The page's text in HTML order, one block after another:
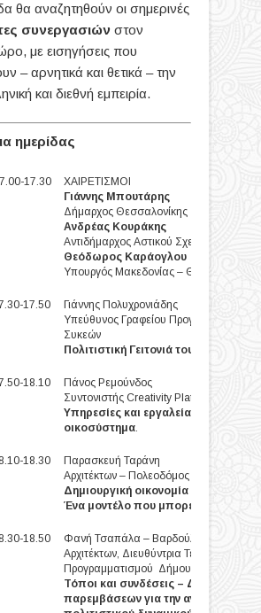
θα αναζητηθούν οι σημερινές
συνεργασιών στον
με εισηγήσεις που
– αρνητικά και θετικά – την
και διεθνή εμπειρία.
ημερίδας
17.30
ΧΑΙΡΕΤΙΣΜΟΙ
Γιάννης Μπουτάρης
Δήμαρχος Θεσσαλονίκης
Ανδρέας Κουράκης
Αντιδήμαρχος Αστικού Σχεδιασμού
Θεόδωρος Καράογλου
Υπουργός Μακεδονίας – Θράκης
17.50
Γιάννης Πολυχρονιάδης
Υπεύθυνος Γραφείου
Συκεών
Πολιτιστική Γειτονιά του Δήμου
18.10
Πάνος Ρεμούνδος
Συντονιστής Creativity Platform
Υπηρεσίες και εργαλεία που
οικοσύστημα.
18.30
Παρασκευή Ταράνη
Αρχιτέκτων – Πολεοδόμος
Δημιουργική οικονομία και
Ένα μοντέλο που μπορεί να είναι
18.50
Φανή Τσαπάλα – Βαρδούλη
Αρχιτέκτων, Διευθύντρια Τεχνικών
Προγραμματισμού Δήμου Τρικκαίων
Τόποι και συνδέσεις – Δίκτυο
παρεμβάσεων για την ανάπλαση του